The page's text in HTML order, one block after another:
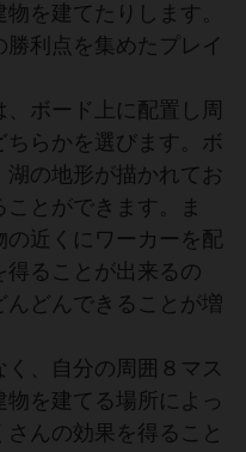
を建てたりします。
利点を集めたプレイ
ボード上に配置し周
ちらかを選びます。ボ
の地形が描かれてお
とができます。ま
近くにワーカーを配
ることが出来るの
どんできることが増
、自分の周囲８マス
を建てる場所によっ
んの効果を得ること